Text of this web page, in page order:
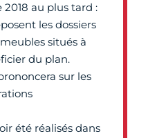
au plus tard :
les dossiers
situés à
du plan.
sur les
été réalisés dans